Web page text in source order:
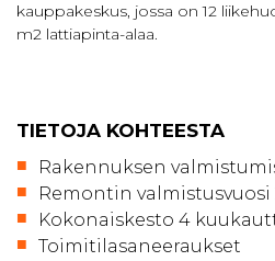
kauppakeskus, jossa on 12
m2 lattiapinta-alaa.
TIETOJA KOHTEESTA
Rakennuksen
Remontin valmistusvuosi
Kokonaiskesto 4
Toimitilasaneeraukset